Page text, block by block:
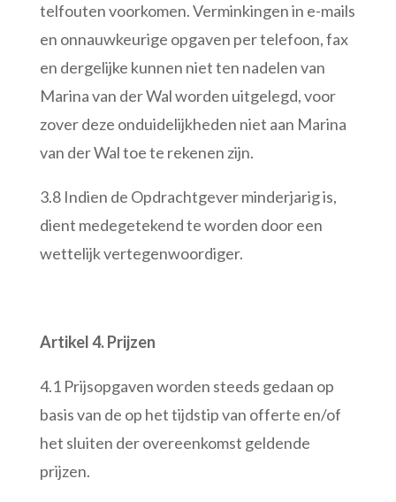
telfouten voorkomen. Verminkingen in e-mails
en onnauwkeurige opgaven per telefoon, fax
en dergelijke kunnen niet ten nadelen van
Marina van der Wal worden uitgelegd, voor
zover deze onduidelijkheden niet aan Marina
van der Wal toe te rekenen zijn.
3.8 Indien de Opdrachtgever minderjarig is,
dient medegetekend te worden door een
wettelijk vertegenwoordiger.
Artikel 4. Prijzen
4.1 Prijsopgaven worden steeds gedaan op
basis van de op het tijdstip van offerte en/of
het sluiten der overeenkomst geldende
prijzen.